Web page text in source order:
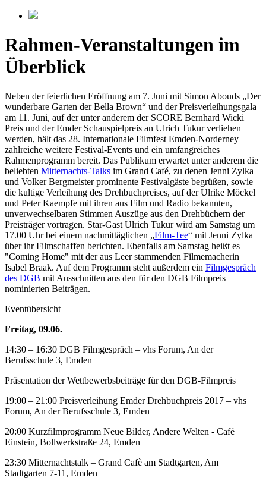
Rahmen-Veranstaltungen im
Überblick
Neben der feierlichen Eröffnung am 7. Juni mit Simon Abouds „Der
wunderbare Garten der Bella Brown“ und der Preisverleihungsgala
am 11. Juni, auf der unter anderem der SCORE Bernhard Wicki
Preis und der Emder Schauspielpreis an Ulrich Tukur verliehen
werden, hält das 28. Internationale Filmfest Emden-Norderney
zahlreiche weitere Festival-Events und ein umfangreiches
Rahmenprogramm bereit. Das Publikum erwartet unter anderem die
beliebten Mitternachts-Talks im Grand Café, zu denen Jenni Zylka
und Volker Bergmeister prominente Festivalgäste begrüßen, sowie
die kultige Verleihung des Drehbuchpreises, auf der Ulrike Möckel
und Peter Kaempfe mit ihren aus Film und Radio bekannten,
unverwechselbaren Stimmen Auszüge aus den Drehbüchern der
Preisträger vortragen. Star-Gast Ulrich Tukur wird am Samstag um
17.00 Uhr bei einem nachmittäglichen „Film-Tee“ mit Jenni Zylka
über ihr Filmschaffen berichten. Ebenfalls am Samstag heißt es
"Coming Home" mit der aus Leer stammenden Filmemacherin
Isabel Braak. Auf dem Programm steht außerdem ein Filmgespräch
des DGB mit Ausschnitten aus den für den DGB Filmpreis
nominierten Beiträgen.
Eventübersicht
Freitag, 09.06.
14:30 – 16:30 DGB Filmgespräch – vhs Forum, An der
Berufsschule 3, Emden
Präsentation der Wettbewerbsbeiträge für den DGB-Filmpreis
19:00 – 21:00 Preisverleihung Emder Drehbuchpreis 2017 – vhs
Forum, An der Berufsschule 3, Emden
20:00 Kurzfilmprogramm Neue Bilder, Andere Welten - Café
Einstein, Bollwerkstraße 24, Emden
23:30 Mitternachtstalk – Grand Cafè am Stadtgarten, Am
Stadtgarten 7-11, Emden